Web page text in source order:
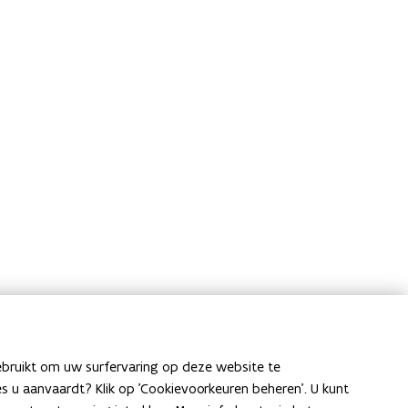
om uw surfervaring op deze website te
aanvaardt? Klik op 'Cookievoorkeuren beheren'. U kunt